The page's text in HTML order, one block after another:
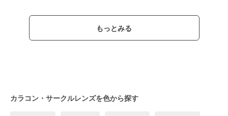
もっとみる
カラコン・サークルレンズを色から探す